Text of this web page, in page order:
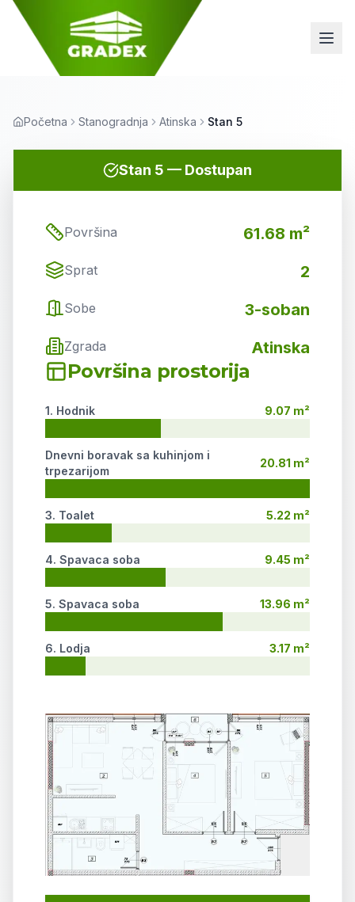
Početna Stanogradnja Atinska Stan 5
Stan 5 — Dostupan
Površina 61.68 m²
Sprat 2
Sobe 3-soban
Zgrada Atinska
Površina prostorija
1. Hodnik 9.07 m²
Dnevni boravak sa kuhinjom i
trpezarijom
20.81 m²
3. Toalet 5.22 m²
4. Spavaca soba 9.45 m²
5. Spavaca soba 13.96 m²
6. Lodja 3.17 m²